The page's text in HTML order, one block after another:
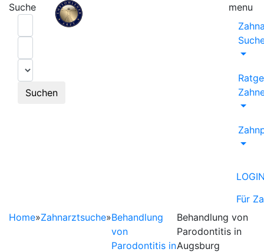
Suche
Suchen
menu
Für
Home»Zahnarztsuche»Behandlung
von
Parodontitis in
Behandlung von
Parodontitis in
Augsburg